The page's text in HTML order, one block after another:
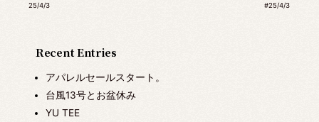
Recent Entries
アパレルセールスタート。
台風13号とお盆休み
YU TEE
25/4/3 #25/4/3